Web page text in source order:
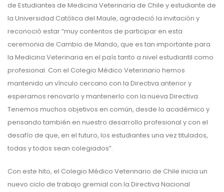
de Estudiantes de Medicina Veterinaria de Chile y estudiante de
la Universidad Católica del Maule, agradeció la invitación y
reconoció estar “muy contentos de participar en esta
ceremonia de Cambio de Mando, que es tan importante para
la Medicina Veterinaria en el país tanto a nivel estudiantil como
profesional. Con el Colegio Médico Veterinario hemos
mantenido un vínculo cercano con la Directiva anterior y
esperamos renovarlo y mantenerlo con la nueva Directiva.
Tenemos muchos objetivos en común, desde lo académico y
pensando también en nuestro desarrollo profesional y con el
desafío de que, en el futuro, los estudiantes una vez titulados,
todas y todos sean colegiados”.
Con este hito, el Colegio Médico Veterinario de Chile inicia un
nuevo ciclo de trabajo gremial con la Directiva Nacional